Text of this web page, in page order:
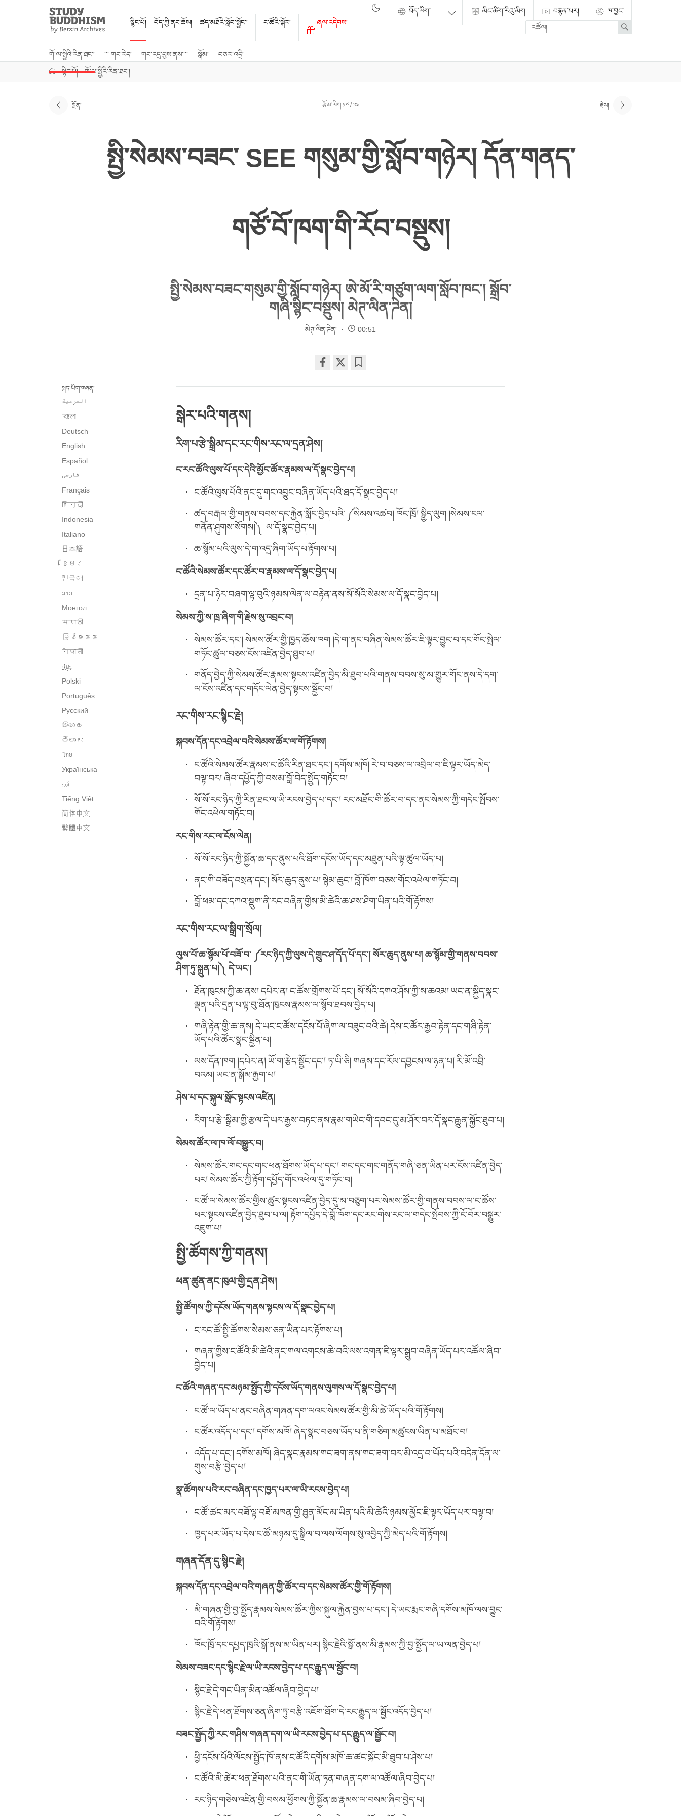
Study
Buddhism
Home
སྙིང་པོ།
གོ་ལ་སྤྱིའི་རིན་ཐང་། ་་་ གང་རེད། གང་འདྲ་བྱས་ནས་་་་ སྒོམ། བཅར་འདྲི།
བོད་ཀྱི་ནང་ཆོས། ཚད་མཐོའི་སློབ་སྦྱོང་། ང་ཚོའི་སྐོར། ཞལ་འདེབས།
མིང་ཚིག་རིའུ་མིག བརྙན་པར།
ཁ་བྱང་
Enter
search
term
Search
›སྙིང་པོ། ›གོ་ལ་སྤྱིའི་རིན་ཐང་།
སྔོན། རྩོམ་ཡིག ༡༦ / ༢༣ རྗེས།
སྤྱི་སེམས་བཟང་ SEE གསུམ་གྱི་སློབ་གཉེར། དོན་གནད་
གཙོ་བོ་ཁག་གི་རོབ་བསྡུས།
སྤྱི་སེམས་བཟང་གསུམ་གྱི་སློབ་གཉེར། ཨེ་མོ་རི་གཙུག་ལག་སློབ་ཁང་། སྒྲོབ་
གཞི་སྙིང་བསྡུས། མེཊ་ལིན་ཌེན།
མེཊ་ལིན་ཌེན། 00:51
on
སྐད་ཡིག་གཞན།
العربية
বাংলা
Deutsch
English
Español
فارسی
Français
हिन्दी
Indonesia
Italiano
日本語
ខ្មែរ
한국어
ລາວ
Монгол
मराठी
မြန်မာဘာသာ
नेपाली
پنجابی
Polski
Português
Русский
සිංහල
తెలుగు
ไทย
Українська
اُردو
Tiếng Việt
简体中文
繁體中文
སྒེར་པའི་གནས།
རིག་པ་རྩེ་སྒྲིམ་དང་རང་གིས་རང་ལ་དྲན་ཤེས།
ང་རང་ཚོའི་ལུས་པོ་དང་དེའི་མྱོང་ཚོར་རྣམས་ལ་དོ་སྣང་བྱེད་པ།
ང་ཚོའི་ལུས་པོའི་ནང་དུ་གང་འབྱུང་བཞིན་ཡོད་པའི་ཐད་དོ་སྣང་བྱེད་པ།
ཚད་བརྒལ་གྱི་གནས་བབས་དང་རྐྱེན་སློང་བྱེད་པའི་ ༼སེམས་འཚབ། ཁོང་ཁྲོ། སྒྱིད་ལུག །སེམས་ངལ་
གནོན་ཤུགས་སོགས།༽ ལ་དོ་སྣང་བྱེད་པ།
ཆ་སྙོམ་པའི་ལུས་དེ་ག་འདྲ་ཞིག་ཡོད་པ་རྟོགས་པ།
ང་ཚོའི་སེམས་ཚོར་དང་ཚོར་བ་རྣམས་ལ་དོ་སྣང་བྱེད་པ།
དྲན་པ་ཉེར་བཞག་ལྟ་བུའི་ཉམས་ལེན་ལ་བརྟེན་ནས་སོ་སོའི་སེམས་ལ་དོ་སྣང་བྱེད་པ།
སེམས་ཀྱི་ས་ཁྲ་ཞིག་གི་རྗེས་སུ་འབྲང་བ།
སེམས་ཚོར་དང་། སེམས་ཚོར་གྱི་ཁྱད་ཆོས་ཁག །དེ་ག་ནང་བཞིན་སེམས་ཚོར་ཇི་ལྟར་བྱུང་བ་དང་གོང་སྤེལ་
གཏོང་ཚུལ་བཅས་ངོས་འཛིན་བྱེད་ཐུབ་པ།
གནོད་བྱེད་ཀྱི་སེམས་ཚོར་རྣམས་སྟངས་འཛིན་བྱེད་མི་ཐུབ་པའི་གནས་བབས་སུ་མ་གྱུར་གོང་ནས་དེ་དག་
ལ་ངོས་འཛིན་དང་གདོང་ལེན་བྱེད་སྟངས་སྦྱོང་བ།
རང་གིས་རང་སྙིང་རྗེ།
སྐབས་དོན་དང་འབྲེལ་བའི་སེམས་ཚོར་ལ་གོ་རྟོགས།
ང་ཚོའི་སེམས་ཚོར་རྣམས་ང་ཚོའི་རིན་ཐང་དང་། དགོས་མཁོ། རེ་བ་བཅས་ལ་འབྲེལ་བ་ཇི་ལྟར་ཡོད་མེད་
བལྟ་བར། ཞིབ་དཔྱོད་ཀྱི་བསམ་བློ་བེད་སྤྱོད་གཏོང་བ།
སོ་སོ་རང་ཉིད་ཀྱི་རིན་ཐང་ལ་ཡི་རངས་བྱེད་པ་དང་། རང་མཐོང་གི་ཚོར་བ་དང་ནང་སེམས་ཀྱི་གདེང་སྤོབས་
གོང་འཕེལ་གཏོང་བ།
རང་གིས་རང་ལ་ངོས་ལེན།
སོ་སོ་རང་ཉིད་ཀྱི་སྐྱོན་ཆ་དང་ནུས་པའི་ཐོག་དངོས་ཡོད་དང་མཐུན་པའི་ལྟ་ཚུལ་ཡོད་པ།
ནང་གི་བཟོད་བསྲན་དང་། སོར་ཆུད་ནུས་པ། སྙེམ་ཆུང་། བློ་ཁོག་བཅས་གོང་འཕེལ་གཏོང་བ།
བློ་ཕམ་དང་དཀའ་སྡུག་ནི་རང་བཞིན་གྱིས་མི་ཚེའི་ཆ་ཤས་ཤིག་ཡིན་པའི་གོ་རྟོགས།
རང་གིས་རང་ལ་སྒྲིག་སྲོལ།
ལུས་པོ་ཆ་སྙོམ་པོ་བཟོ་བ་ ༼རང་ཉིད་ཀྱི་ལུས་དེ་གྲུང་ཤ་དོད་པོ་དང་། སོར་ཆུད་ནུས་པ། ཆ་སྙོམ་གྱི་གནས་བབས་
ཤིག་ཏུ་སྐྲུན་པ།༽ དེ་ཡང་།
ཐོན་ཁུངས་ཀྱི་ཆ་ནས། དཔེར་ན། ང་ཚོས་གྲོགས་པོ་དང་། སོ་སོའི་དགའ་ཤོས་ཀྱི་ས་ཆའམ། ཡང་ན་སྐྱིད་སྣང་
ལྡན་པའི་དྲན་པ་ལྟ་བུ་ཐོན་ཁུངས་རྣམས་ལ་སྙོབ་ཐབས་བྱེད་པ།
གཞི་རྟེན་གྱི་ཆ་ནས། དེ་ཡང་ང་ཚོས་དངོས་པོ་ཞིག་ལ་བཟུང་བའི་ཚེ། དེས་ང་ཚོར་རྒྱབ་རྟེན་དང་གཞི་རྟེན་
ཡོད་པའི་ཚོར་སྣང་སྦྱིན་པ།
ལས་དོན་ཁག །དཔེར་ན། ཡོ་ག་རྩེད་སྦྱོང་དང་། ཏ་ཡི་ཅི། གཞས་དང་རོལ་དབྱངས་ལ་ཉན་པ། རི་མོ་འབྲི་
བའམ། ཡང་ན་སྒོམ་རྒྱག་པ།
ཤེས་པ་དང་སྐུལ་སློང་སྟངས་འཛིན།
རིག་པ་རྩེ་སྒྲིམ་གྱི་རྩལ་དེ་ཡར་རྒྱས་བཏང་ནས་རྣམ་གཡེང་གི་དབང་དུ་མ་ཤོར་བར་དོ་སྣང་རྒྱུན་སྐྱོང་ཐུབ་པ།
སེམས་ཚོར་ལ་ཁ་ལོ་བསྒྱུར་བ།
སེམས་ཚོར་གང་དང་གང་ཕན་ཐོགས་ཡོད་པ་དང་། གང་དང་གང་གནོད་གཞི་ཅན་ཡིན་པར་ངོས་འཛིན་བྱེད་
པར། སེམས་ཚོར་ཀྱི་རྟོག་དཔྱོད་གོང་འཕེལ་དུ་གཏོང་བ།
ང་ཚོ་ལ་སེམས་ཚོར་གྱིས་ཚུར་སྟངས་འཛིན་བྱེད་དུ་མ་བཅུག་པར་སེམས་ཚོར་གྱི་གནས་བབས་ལ་ང་ཚོས་
ཕར་སྟངས་འཛིན་བྱེད་ཐུབ་པ་ལ། རྟོག་དཔྱོད་དེ་བློ་ཁོག་དང་རང་གིས་རང་ལ་གདེང་སྤོབས་ཀྱི་ངོ་བོར་བསྒྱུར་
འཇུག་པ།
སྤྱི་ཚོགས་ཀྱི་གནས།
ཕན་ཚུན་ནང་ཁུལ་གྱི་དྲན་ཤེས།
སྤྱི་ཚོགས་ཀྱི་དངོས་ཡོད་གནས་སྟངས་ལ་དོ་སྣང་བྱེད་པ།
ང་རང་ཚོ་སྤྱི་ཚོགས་སེམས་ཅན་ཡིན་པར་རྟོགས་པ།
གཞན་གྱིས་ང་ཚོའི་མི་ཚེའི་ནང་གལ་འགངས་ཆེ་བའི་ལས་འགན་ཇི་ལྟར་སྒྲུབ་བཞིན་ཡོད་པར་འཚོལ་ཞིབ་
བྱེད་པ།
ང་ཚོའི་གཞན་དང་མཉམ་སྤྱོད་ཀྱི་དངོས་ཡོད་གནས་ལུགས་ལ་དོ་སྣང་བྱེད་པ།
ང་ཚོ་ལ་ཡོད་པ་ནང་བཞིན་གཞན་དག་ལའང་སེམས་ཚོར་གྱི་མི་ཚེ་ཡོད་པའི་གོ་རྟོགས།
ང་ཚོར་འདོད་པ་དང་། དགོས་མཁོ། ཞེད་སྣང་བཅས་ཡོད་པ་ནི་གཅིག་མཚུངས་ཡིན་པ་མཐོང་བ།
འདོད་པ་དང་། དགོས་མཁོ། ཞེད་སྣང་རྣམས་གང་ཟག་ནས་གང་ཟག་བར་མི་འདྲ་བ་ཡོད་པའི་བདེན་དོན་ལ་
གུས་བརྩི་བྱེད་པ།
སྣ་ཚོགས་པའི་རང་བཞིན་དང་ཁྱད་པར་ལ་ཡི་རངས་བྱེད་པ།
ང་ཚོ་ཚང་མར་བཟོ་ལྟ་བཟོ་མཁན་གྱི་ཐུན་མོང་མ་ཡིན་པའི་མི་ཚེའི་ཉམས་མྱོང་ཇི་ལྟར་ཡོད་པར་བལྟ་བ།
ཁྱད་པར་ཡོད་པ་དེས་ང་ཚོ་མཉམ་དུ་སྒྲིལ་བ་ལས་ལོགས་སུ་འབྱེད་ཀྱི་མེད་པའི་གོ་རྟོགས།
གཞན་དོན་དུ་སྙིང་རྗེ།
སྐབས་དོན་དང་འབྲེལ་བའི་གཞན་གྱི་ཚོར་བ་དང་སེམས་ཚོར་གྱི་གོ་རྟོགས།
མི་གཞན་གྱི་བྱ་སྤྱོད་རྣམས་སེམས་ཚོར་ཀྱིས་སྐུལ་རྐྱེན་བྱས་པ་དང་། དེ་ཡང་རྨང་གཞི་དགོས་མཁོ་ལས་བྱུང་
བའི་གོ་རྟོགས།
ཁོང་ཁྲོ་དང་དཔྱད་ཁྲའི་སྒོ་ནས་མ་ཡིན་པར། སྙིང་རྗེའི་སྒོ་ནས་མི་རྣམས་ཀྱི་བྱ་སྤྱོད་ལ་ཡ་ལན་བྱེད་པ།
སེམས་བཟང་དང་སྙིང་རྗེ་ལ་ཡི་རངས་བྱེད་པ་དང་རྒྱུད་ལ་སྦྱོང་བ།
སྙིང་རྗེ་དེ་གང་ཡིན་མིན་འཚོལ་ཞིབ་བྱེད་པ།
སྙིང་རྗེ་དེ་ཕན་ཐོགས་ཅན་ཞིག་ཏུ་བརྩི་འཇོག་ཐོག་དེ་རང་རྒྱུད་ལ་སྦྱོང་འདོད་བྱེད་པ།
བཟང་སྤྱོད་ཀྱི་རང་གཤིས་གཞན་དག་ལ་ཡི་རངས་བྱེད་པ་དང་རྒྱུད་ལ་སྦྱོང་བ།
ཕྱི་དངོས་པོའི་ལོངས་སྤྱོད་ཁོ་ནས་ང་ཚོའི་དགོས་མཁོ་ཆ་ཚང་སྐོང་མི་ཐུབ་པ་ཤེས་པ།
ང་ཚོའི་མི་ཚེར་ཕན་ཐོགས་པའི་ནང་གི་ཡོན་ཏན་གཞན་དག་ལ་འཚོལ་ཞིབ་བྱེད་པ།
རང་ཉིད་གཅེས་འཛིན་གྱི་བསམ་ཕྱོགས་ཀྱི་སྐྱོན་ཆ་རྣམས་ལ་བསམ་ཞིབ་བྱེད་པ།